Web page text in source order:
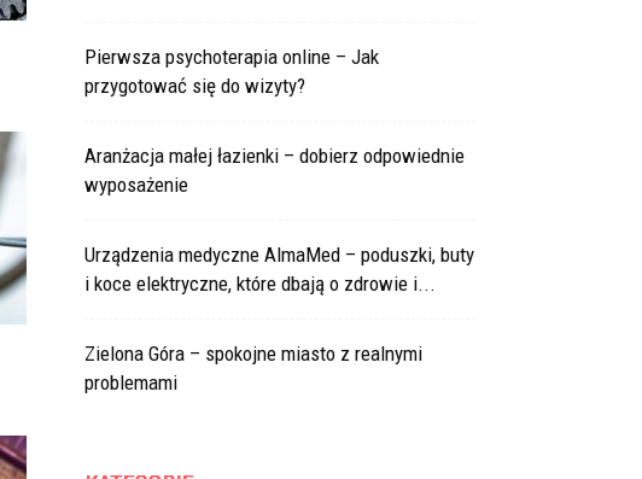
Pierwsza psychoterapia online – Jak
przygotować się do wizyty?
Aranżacja małej łazienki – dobierz odpowiednie
wyposażenie
Urządzenia medyczne AlmaMed – poduszki, buty
i koce elektryczne, które dbają o zdrowie i...
Zielona Góra – spokojne miasto z realnymi
problemami